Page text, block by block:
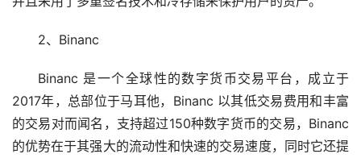
2、Binanc
Binanc 是一个全球性的数字货币交易平台，成立于
2017年，总部位于马耳他，Binanc 以其低交易费用和丰富
的交易对而闻名，支持超过150种数字货币的交易，Binanc
的优势在于其强大的流动性和快速的交易速度，同时它还提